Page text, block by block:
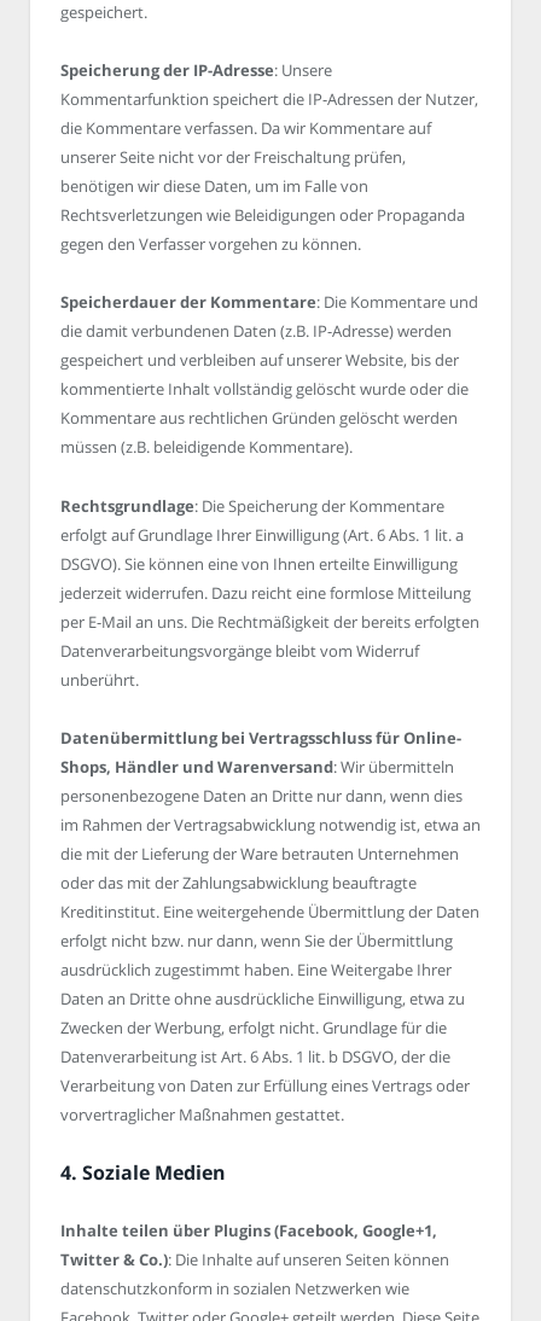
gespeichert.
Speicherung der IP-Adresse: Unsere
Kommentarfunktion speichert die IP-Adressen der Nutzer,
die Kommentare verfassen. Da wir Kommentare auf
unserer Seite nicht vor der Freischaltung prüfen,
benötigen wir diese Daten, um im Falle von
Rechtsverletzungen wie Beleidigungen oder Propaganda
gegen den Verfasser vorgehen zu können.
Speicherdauer der Kommentare: Die Kommentare und
die damit verbundenen Daten (z.B. IP-Adresse) werden
gespeichert und verbleiben auf unserer Website, bis der
kommentierte Inhalt vollständig gelöscht wurde oder die
Kommentare aus rechtlichen Gründen gelöscht werden
müssen (z.B. beleidigende Kommentare).
Rechtsgrundlage: Die Speicherung der Kommentare
erfolgt auf Grundlage Ihrer Einwilligung (Art. 6 Abs. 1 lit. a
DSGVO). Sie können eine von Ihnen erteilte Einwilligung
jederzeit widerrufen. Dazu reicht eine formlose Mitteilung
per E-Mail an uns. Die Rechtmäßigkeit der bereits erfolgten
Datenverarbeitungsvorgänge bleibt vom Widerruf
unberührt.
Datenübermittlung bei Vertragsschluss für Online-
Shops, Händler und Warenversand: Wir übermitteln
personenbezogene Daten an Dritte nur dann, wenn dies
im Rahmen der Vertragsabwicklung notwendig ist, etwa an
die mit der Lieferung der Ware betrauten Unternehmen
oder das mit der Zahlungsabwicklung beauftragte
Kreditinstitut. Eine weitergehende Übermittlung der Daten
erfolgt nicht bzw. nur dann, wenn Sie der Übermittlung
ausdrücklich zugestimmt haben. Eine Weitergabe Ihrer
Daten an Dritte ohne ausdrückliche Einwilligung, etwa zu
Zwecken der Werbung, erfolgt nicht. Grundlage für die
Datenverarbeitung ist Art. 6 Abs. 1 lit. b DSGVO, der die
Verarbeitung von Daten zur Erfüllung eines Vertrags oder
vorvertraglicher Maßnahmen gestattet.
4. Soziale Medien
Inhalte teilen über Plugins (Facebook, Google+1,
Twitter & Co.): Die Inhalte auf unseren Seiten können
datenschutzkonform in sozialen Netzwerken wie